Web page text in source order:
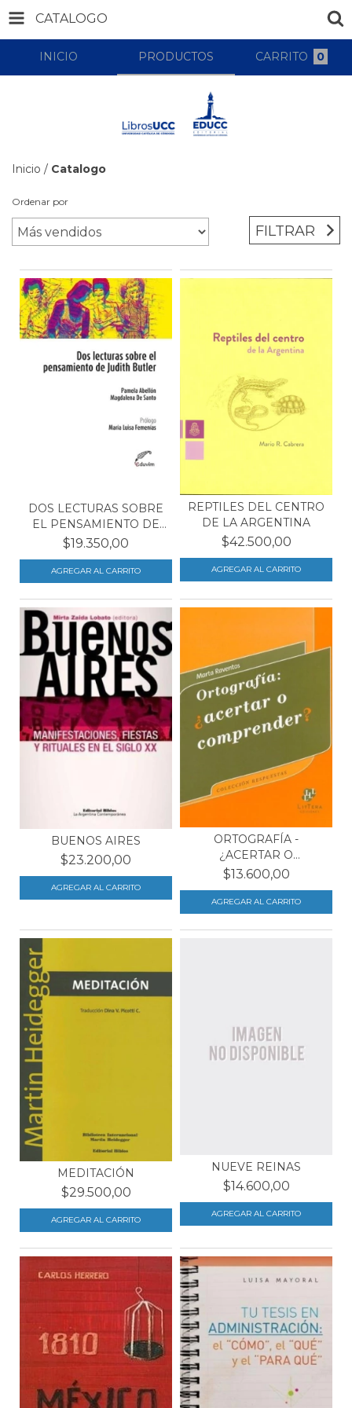
CATALOGO
INICIO PRODUCTOS CARRITO 0
Inicio / Catalogo
Ordenar por
FILTRAR
DOS LECTURAS SOBRE
EL PENSAMIENTO DE
JUD...
$19.350,00
REPTILES DEL CENTRO
DE LA ARGENTINA
$42.500,00
BUENOS AIRES
$23.200,00
ORTOGRAFÍA -
¿ACERTAR O
COMPRENDER?
$13.600,00
MEDITACIÓN
$29.500,00
NUEVE REINAS
$14.600,00